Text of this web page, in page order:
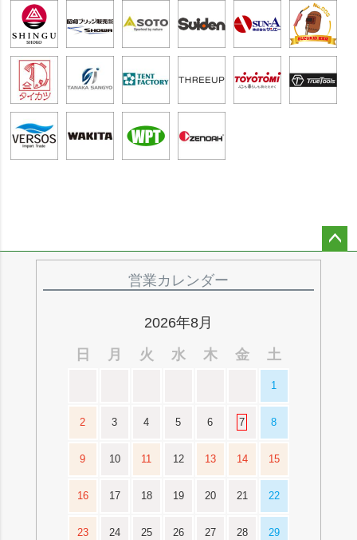
営業カレンダー
2026年8月
日
月 火 水 木 金 土
1
2 3 4 5 6 7 8
9 10 11 12 13 14 15
16 17 18 19 20 21 22
23 24 25 26 27 28 29